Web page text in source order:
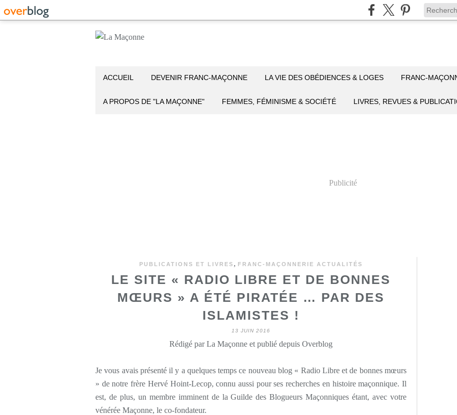
ACCUEIL DEVENIR FRANC-MAÇONNE LA VIE DES OBÉDIENCES & LOGES FRANC-
A PROPOS DE "LA MAÇONNE" FEMMES, FÉMINISME & SOCIÉTÉ LIVRES, REVUES &
Publicité
PUBLICATIONS ET LIVRES , FRANC-MAÇONNERIE ACTUALITÉS
LE SITE « RADIO LIBRE ET DE BONNES
MŒURS » A ÉTÉ PIRATÉE … PAR DES
ISLAMISTES !
13 JUIN 2016
Rédigé par La Maçonne et publié depuis Overblog
Je vous avais présenté il y a quelques temps ce nouveau blog « Radio Libre et de bonnes mœurs
» de notre frère Hervé Hoint-Lecop, connu aussi pour ses recherches en histoire maçonnique. Il
est, de plus, un membre imminent de la Guilde des Blogueurs Maçonniques étant, avec votre
vénérée Maçonne, le co-fondateur.